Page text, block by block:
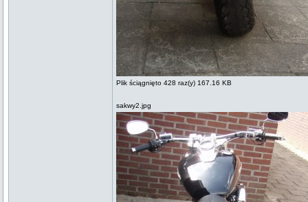
Plik ściągnięto 428 raz(y) 167.16 KB
sakwy2.jpg